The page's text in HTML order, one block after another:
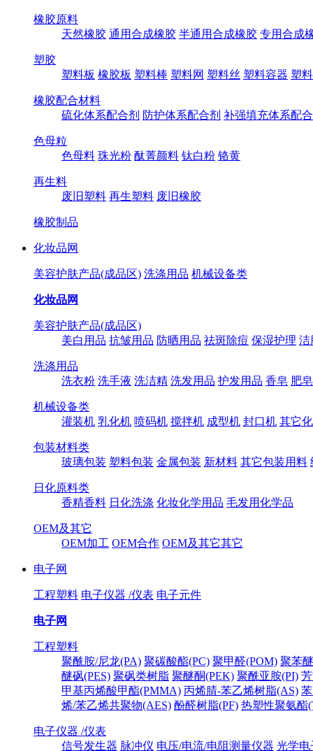
橡胶原料
天然橡胶 通用合成橡胶 半通用合成橡胶 专用合成
塑胶
塑料板 橡胶板 塑料棒 塑料网 塑料丝 塑料容器 塑
橡胶配合材料
硫化体系配合剂 防护体系配合剂 补强填充体系配
色母粒
色母料 珠光粉 酞菁颜料 钛白粉 铬黄
再生料
废旧塑料 再生塑料 废旧橡胶
橡胶制品
化妆品网
美容护肤产品(成品区) 洗涤用品 机械设备类
化妆品网
美容护肤产品(成品区)
美白用品 抗皱用品 防晒用品 祛斑除痘 保湿护理 洁
洗涤用品
洗衣粉 洗手液 洗洁精 洗发用品 护发用品 香皂 肥皂
机械设备类
灌装机 乳化机 喷码机 搅拌机 成型机 封口机 其它
包装材料类
玻璃包装 塑料包装 金属包装 新材料 其它包装用料
日化原料类
香精香料 日化洗涤 化妆化学用品 毛发用化学品
OEM及其它
OEM加工 OEM合作 OEM及其它其它
电子网
工程塑料 电子仪器 /仪表 电子元件
电子网
工程塑料
聚酰胺/尼龙(PA) 聚碳酸酯(PC) 聚甲醛(POM) 聚苯
醚砜(PES) 聚砜类树脂 聚醚酮(PEK) 聚酰亚胺(PI)
甲基丙烯酸甲酯(PMMA) 丙烯腈-苯乙烯树脂(AS)
烯/苯乙烯共聚物(AES) 酚醛树脂(PF) 热塑性聚氨酯
电子仪器 /仪表
信号发生器 脉冲仪 电压/电流/电阻测量仪器 光学电